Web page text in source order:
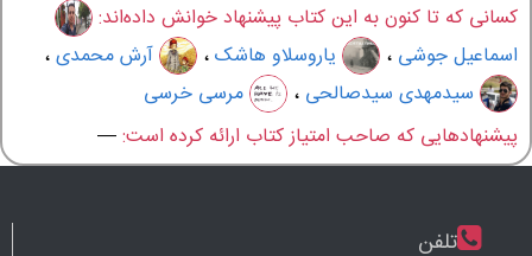
کسانی که تا کنون به این کتاب پیشنهاد خوانش داده‌اند:
اسماعیل جوشی ، یاروسلاو هاشک، آرش محمدی،
سیدمهدی سیدصالحی ،
مرسی خرسی
پیشنهادهایی که صاحب امتیاز کتاب ارائه کرده است:—
تلفن